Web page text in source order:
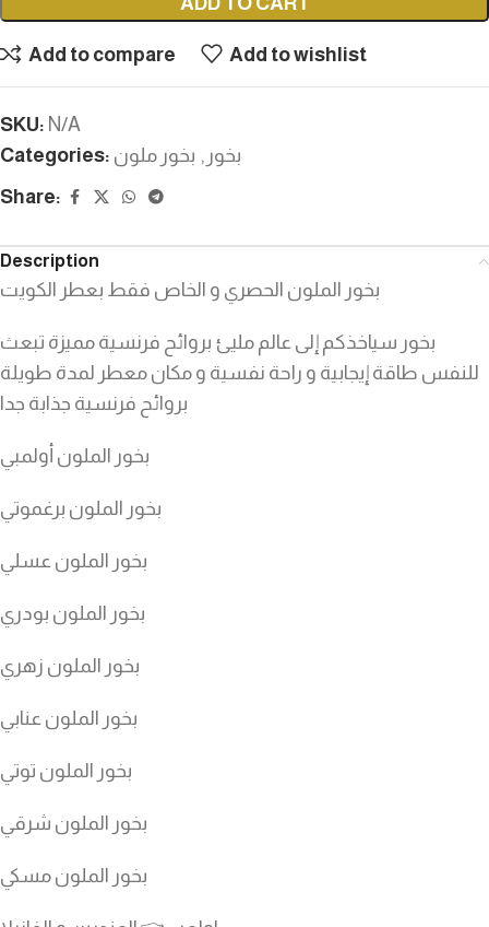
Add to compare Add to wishlist
SKU: N/A
Categories:
بخور , بخور ملون
Share:
Description
بخور الملون الحصري و الخاص فقط بعطر الكويت
بخور سياخذكم إلى عالم مليئ بروائح فرنسية مميزة تبعث
للنفس طاقة إيجابية و راحة نفسية و مكان معطر لمدة طويلة
بروائح فرنسية جذابة جدا
بخور الملون أولمبي
بخور الملون برغموتي
بخور الملون عسلي
بخور الملون بودري
بخور الملون زهري
بخور الملون عنابي
بخور الملون توتي
بخور الملون شرقي
بخور الملون مسكي